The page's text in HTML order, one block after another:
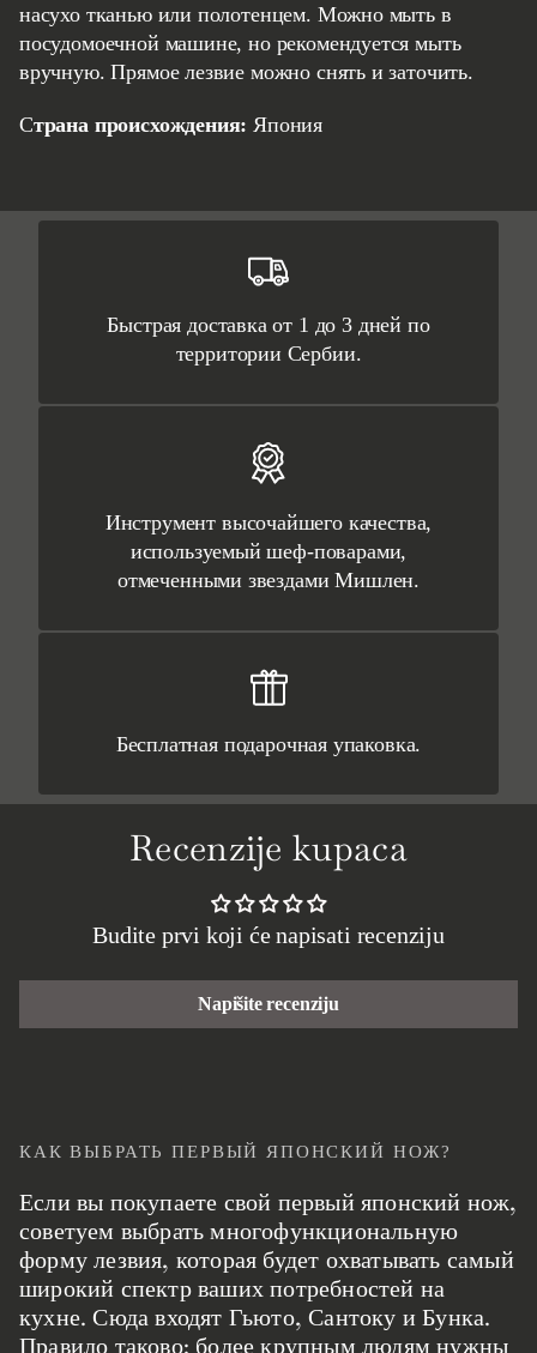
насухо тканью или полотенцем. Можно мыть в
посудомоечной машине, но рекомендуется мыть
вручную. Прямое лезвие можно снять и заточить.
Страна происхождения: Япония
Быстрая доставка от 1 до 3 дней по
территории Сербии.
Инструмент высочайшего качества,
используемый шеф-поварами,
отмеченными звездами Мишлен.
Бесплатная подарочная упаковка.
Recenzije kupaca
Budite prvi koji će napisati recenziju
Napišite recenziju
КАК ВЫБРАТЬ ПЕРВЫЙ ЯПОНСКИЙ НОЖ?
Если вы покупаете свой первый японский нож,
советуем выбрать многофункциональную
форму лезвия, которая будет охватывать самый
широкий спектр ваших потребностей на
кухне. Сюда входят Гьюто, Сантоку и Бунка.
Правило таково: более крупным людям нужны